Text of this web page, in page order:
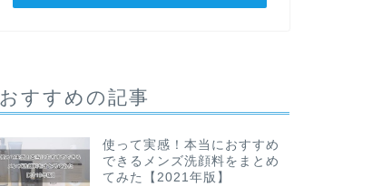
おすすめの記事
使って実感！本当におすすめ
できるメンズ洗顔料をまとめ
てみた【2021年版】